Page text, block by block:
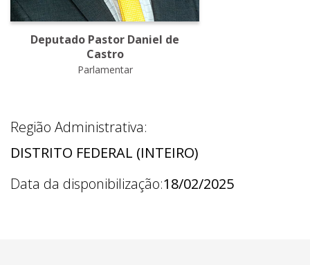
Deputado Pastor Daniel de
Castro
Parlamentar
Região Administrativa:
DISTRITO FEDERAL (INTEIRO)
Data da disponibilização:18/02/2025